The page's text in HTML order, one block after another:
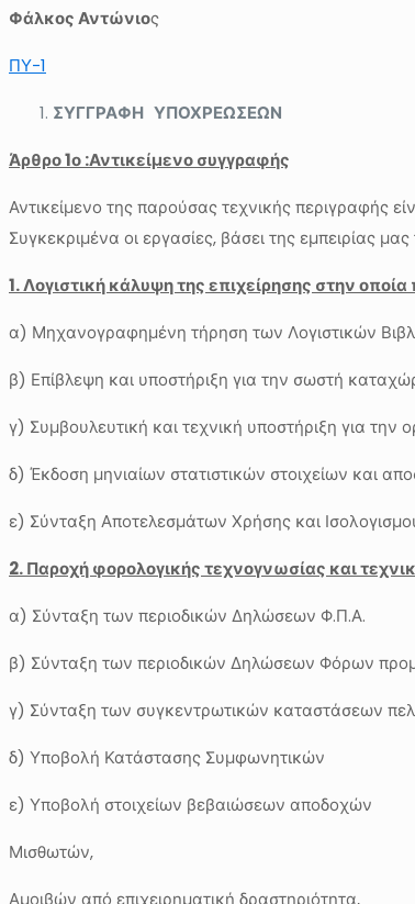
Φάλκος Αντώνιος
ΠΥ-1
ΣΥΓΓΡΑΦΗ ΥΠΟΧΡΕΩΣΕΩΝ
Άρθρο 1ο :Αντικείμενο συγγραφής
Αντικείμενο της παρούσας τεχνικής περιγραφής
Συγκεκριμένα οι εργασίες, βάσει της εμπειρίας
1. Λογιστική κάλυψη της επιχείρησης στην
α) Μηχανογραφημένη τήρηση των Λογιστικών
β) Επίβλεψη και υποστήριξη για την σωστή
γ) Συμβουλευτική και τεχνική υποστήριξη για την
δ) Έκδοση μηνιαίων στατιστικών στοιχείων και
ε) Σύνταξη Αποτελεσμάτων Χρήσης και
2. Παροχή φορολογικής τεχνογνωσίας και
α) Σύνταξη των περιοδικών Δηλώσεων Φ.Π.Α.
β) Σύνταξη των περιοδικών Δηλώσεων Φόρων
γ) Σύνταξη των συγκεντρωτικών καταστάσεων
δ) Υποβολή Κατάστασης Συμφωνητικών
ε) Υποβολή στοιχείων βεβαιώσεων αποδοχών
Μισθωτών,
Αμοιβών από επιχειρηματική δραστηριότητα,